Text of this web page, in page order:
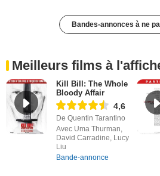
Bandes-annonces à ne
Meilleurs films à
Kill Bill: The Whole
Bloody Affair
4,6
De Quentin Tarantino
Avec Uma Thurman,
David Carradine, Lucy
Liu
Bande-annonce